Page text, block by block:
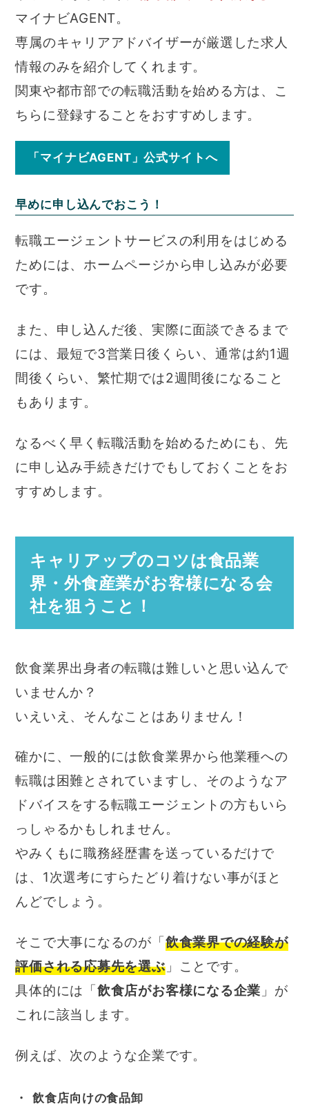
マイナビAGENT。
専属のキャリアアドバイザーが厳選した求人
情報のみを紹介してくれます。
関東や都市部での転職活動を始める方は、こ
ちらに登録することをおすすめします。
「マイナビAGENT」公式サイトへ
早めに申し込んでおこう！
転職エージェントサービスの利用をはじめる
ためには、ホームページから申し込みが必要
です。
また、申し込んだ後、実際に面談できるまで
には、最短で3営業日後くらい、通常は約1週
間後くらい、繁忙期では2週間後になること
もあります。
なるべく早く転職活動を始めるためにも、先
に申し込み手続きだけでもしておくことをお
すすめします。
キャリアップのコツは食品業
界・外食産業がお客様になる会
社を狙うこと！
飲食業界出身者の転職は難しいと思い込んで
いませんか？
いえいえ、そんなことはありません！
確かに、一般的には飲食業界から他業種への
転職は困難とされていますし、そのようなア
ドバイスをする転職エージェントの方もいら
っしゃるかもしれません。
やみくもに職務経歴書を送っているだけで
は、1次選考にすらたどり着けない事がほと
んどでしょう。
そこで大事になるのが「飲食業界での経験が
評価される応募先を選ぶ」ことです。
具体的には「飲食店がお客様になる企業 」が
これに該当します。
例えば、次のような企業です。
飲食店向けの食品卸